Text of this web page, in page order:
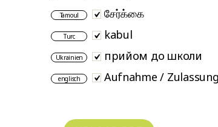
Tamoul சேர்க்கை
Turc kabul
Ukrainien прийом до школи
englisch Aufnahme /